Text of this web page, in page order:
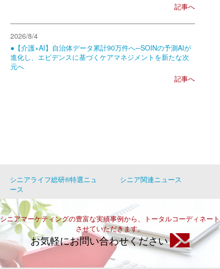
記事へ
2026/8/4
●【介護×AI】自治体データ累計90万件へ─SOINの予測AIが
進化し、エビデンスに基づくケアマネジメントを新たな次
元へ
記事へ
シニアライフ総研®特選ニュ
ース
シニア関連ニュース
シニアマーケティングの豊富な実績事例から、トータルコーディネート
させていただきます。
お気軽にお問い合わせください